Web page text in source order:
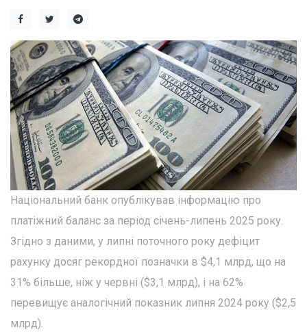
Національний банк опублікував інформацію про
платіжний баланс за період січень-липень 2025 року.
Згідно з даними, у липні поточного року дефіцит
рахунку досяг рекордної позначки в $4,1 млрд, що на
31% більше, ніж у червні ($3,1 млрд), і на 62%
перевищує аналогічний показник липня 2024 року ($2,5
млрд).